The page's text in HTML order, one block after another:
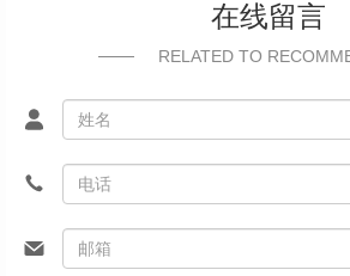
在线留言
RELATED TO